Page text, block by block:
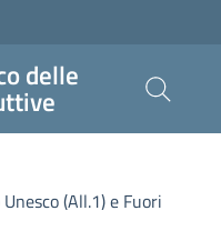
delle
(All.1) e Fuori